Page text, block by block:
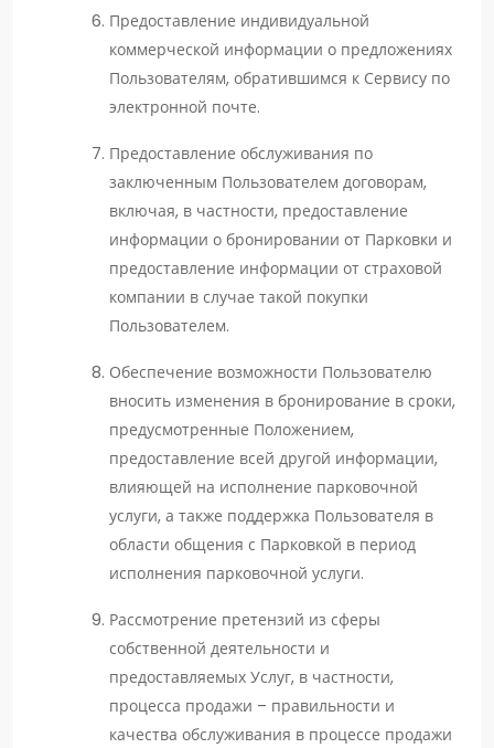
Предоставление индивидуальной
коммерческой информации о предложениях
Пользователям, обратившимся к Сервису по
электронной почте.
Предоставление обслуживания по
заключенным Пользователем договорам,
включая, в частности, предоставление
информации о бронировании от Парковки и
предоставление информации от страховой
компании в случае такой покупки
Пользователем.
Обеспечение возможности Пользователю
вносить изменения в бронирование в сроки,
предусмотренные Положением,
предоставление всей другой информации,
влияющей на исполнение парковочной
услуги, а также поддержка Пользователя в
области общения с Парковкой в период
исполнения парковочной услуги.
Рассмотрение претензий из сферы
собственной деятельности и
предоставляемых Услуг, в частности,
процесса продажи – правильности и
качества обслуживания в процессе продажи